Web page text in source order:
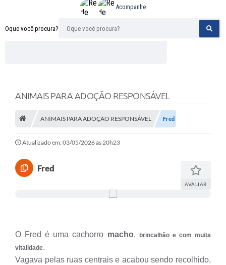
Oque você procura?
Acompanhe
ANIMAIS PARA ADOÇÃO RESPONSÁVEL
ANIMAIS PARA ADOÇÃO RESPONSÁVEL Fred
Atualizado em: 03/05/2026 às 20h23
Fred
AVALIAR
O Fred é uma cachorro macho,
brincalhão e com muita
vitalidade.
Vagava pelas ruas centrais e acabou sendo recolhido,